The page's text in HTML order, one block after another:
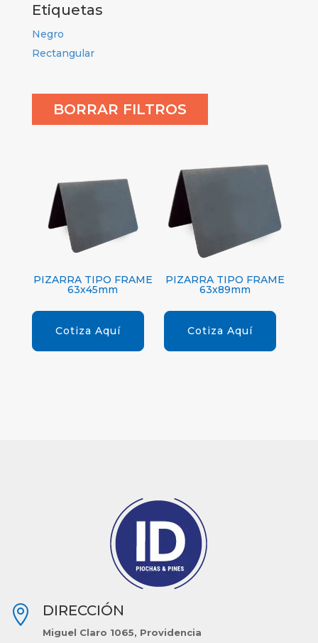
Etiquetas
Negro
Rectangular
BORRAR FILTROS
PIZARRA TIPO FRAME
63x45mm
Cotiza Aquí
PIZARRA TIPO FRAME
63x89mm
Cotiza Aquí
 DIRECCIÓN
Miguel Claro 1065, Providencia